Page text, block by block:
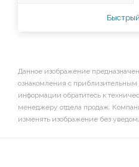
Быстрый
Данное изображение
ознакомления с приблизительным
информации обратитесь к
менеджеру отдела продаж.
изменять изображение без